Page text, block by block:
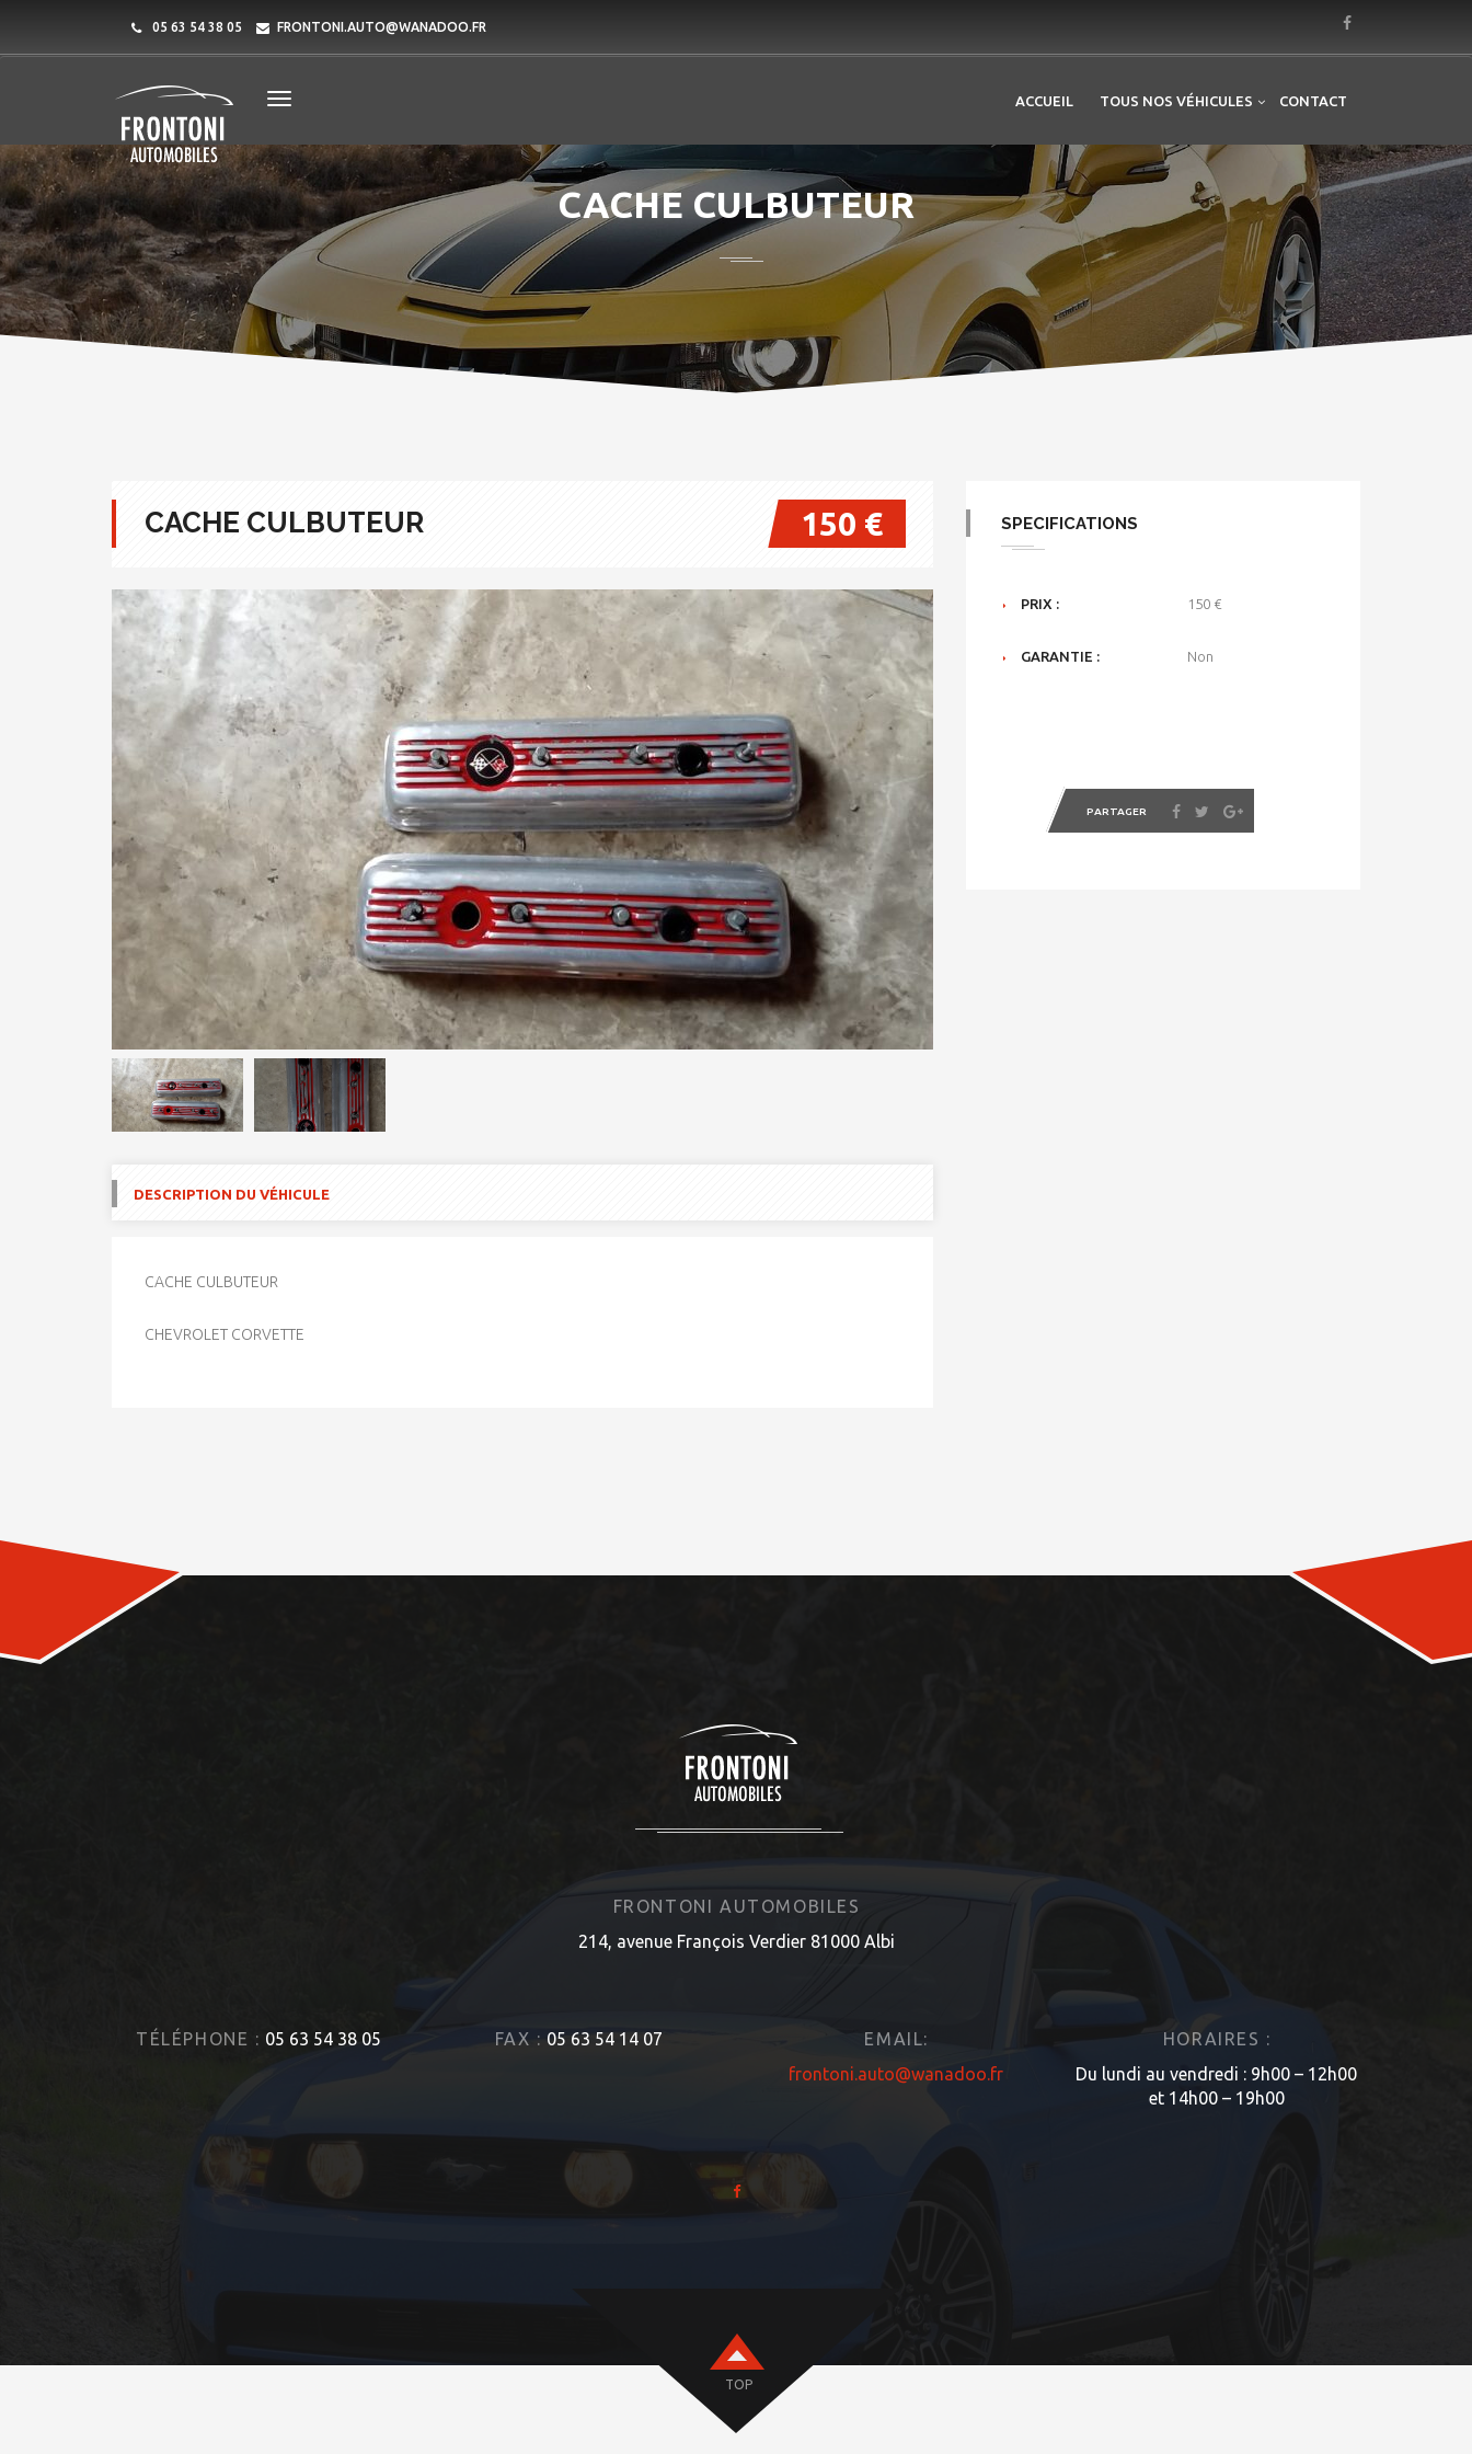
05 63 54 38 05 FRONTONI.AUTO@WANADOO.FR
ACCUEIL TOUS NOS VÉHICULES CONTACT
CACHE CULBUTEUR
CACHE CULBUTEUR 150 €
DESCRIPTION DU VÉHICULE
CACHE CULBUTEUR
CHEVROLET CORVETTE
SPECIFICATIONS
PRIX : 150 €
GARANTIE : Non
PARTAGER
FRONTONI AUTOMOBILES
214, avenue François Verdier 81000 Albi
TÉLÉPHONE : 05 63 54 38 05 FAX : 05 63 54 14 07
EMAIL:
frontoni.auto@wanadoo.fr
HORAIRES :
Du lundi au vendredi : 9h00 – 12h00
et 14h00 – 19h00
TOP